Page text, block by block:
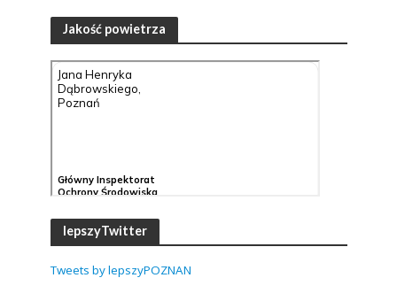
Jakość powietrza
lepszyTwitter
Tweets by lepszyPOZNAN